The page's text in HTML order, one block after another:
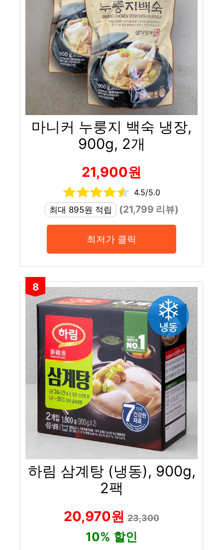
마니커 누룽지 백숙 냉장,
900g, 2개
21,900원
4.5/5.0
최대 895원 적립
(21,799 리뷰)
최저가 클릭
8
하림 삼계탕 (냉동), 900g,
2팩
20,970원 23,300
10% 할인